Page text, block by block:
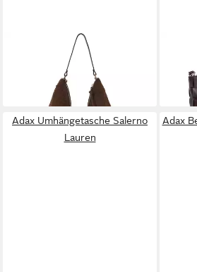
Beuteltasche Rozzano Mindy
lieferbar - in 3-4 Werktagen bei dir
Adax Umhängetasche Salerno
Lauren
Adax